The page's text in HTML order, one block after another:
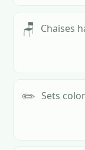
🪑 Chaises
✏️ Sets